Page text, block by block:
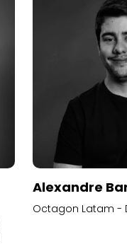
Alexandre
Octagon Latam -